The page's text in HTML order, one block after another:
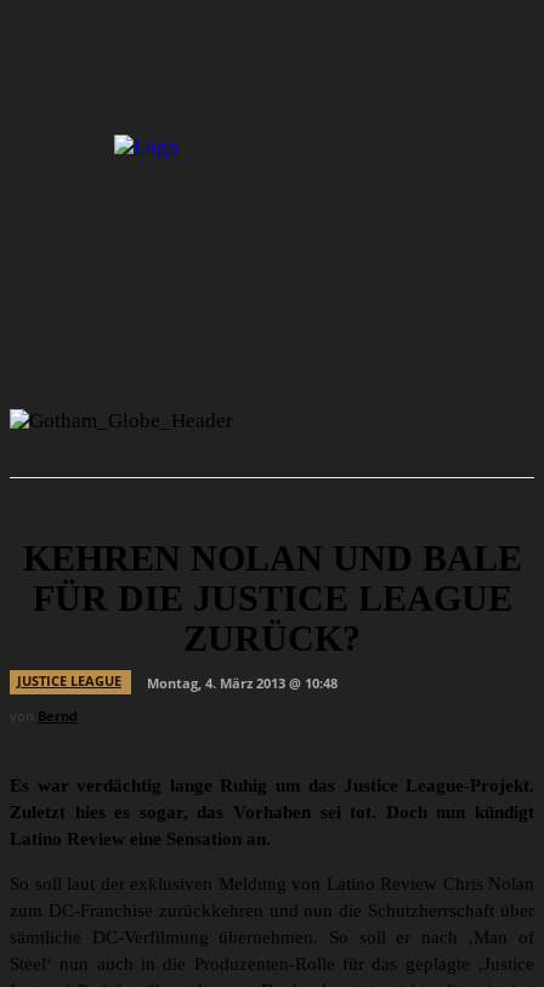
KEHREN NOLAN UND BALE
FÜR DIE JUSTICE LEAGUE
ZURÜCK?
JUSTICE LEAGUE
Montag, 4. März 2013 @ 10:48
von Bernd
Es war verdächtig lange Ruhig um das Justice League-Projekt.
Zuletzt hies es sogar, das Vorhaben sei tot. Doch nun kündigt
Latino Review eine Sensation an.
So soll laut der exklusiven Meldung von Latino Review Chris Nolan
zum DC-Franchise zurückkehren und nun die Schutzherrschaft über
sämtliche DC-Verfilmung übernehmen. So soll er nach ‚Man of
Steel‘ nun auch in die Produzenten-Rolle für das geplagte ‚Justice